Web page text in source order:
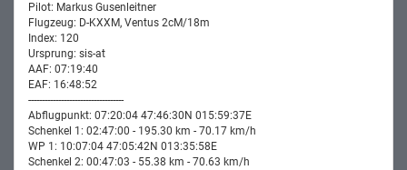
Pilot: Markus Gusenleitner
Flugzeug: D-KXXM, Ventus 2cM/18m
Index: 120
Ursprung: sis-at
AAF: 07:19:40
EAF: 16:48:52
-----------------------------------
Abflugpunkt: 07:20:04 47:46:30N 015:59:37E
Schenkel 1: 02:47:00 - 195.30 km - 70.17 km/h
WP 1: 10:07:04 47:05:42N 013:35:58E
Schenkel 2: 00:47:03 - 55.38 km - 70.63 km/h